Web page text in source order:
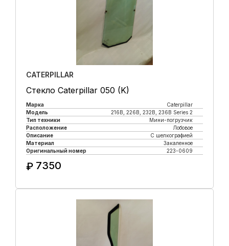
CATERPILLAR
Стекло Caterpillar 050 (K)
Марка
Caterpillar
Модель
216B, 226B, 232B, 236B Series 2
Тип техники
Мини-погрузчик
Расположение
Лобовое
Описание
С шелкографией
Материал
Закаленное
Оригинальный номер
223-0609
₽ 7350